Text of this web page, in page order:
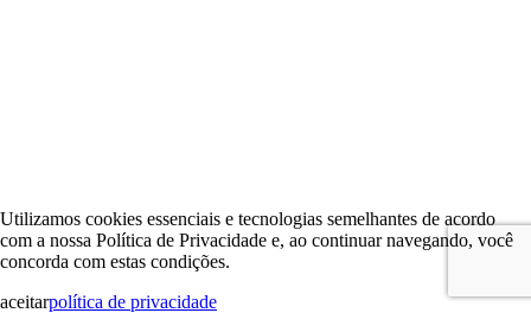
Utilizamos cookies essenciais e tecnologias semelhantes de acordo
com a nossa Política de Privacidade e, ao continuar navegando, você
concorda com estas condições.
aceitarpolítica de privacidade